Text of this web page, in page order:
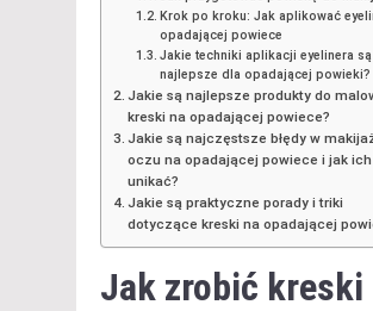
Krok po kroku: Jak aplikować
opadającej powiece
Jakie techniki aplikacji eyelinera są
najlepsze dla opadającej powieki?
Jakie są najlepsze produkty do
kreski na opadającej powiece?
Jakie są najczęstsze błędy w
oczu na opadającej powiece i jak ich
unikać?
Jakie są praktyczne porady i triki
dotyczące kreski na opadającej
Jak zrobić kreski